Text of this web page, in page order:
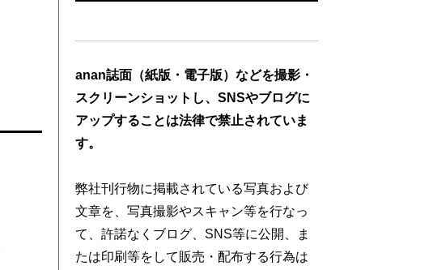
anan誌面（紙版・電子版）などを撮影・
スクリーンショットし、SNSやブログに
アップすることは法律で禁止されていま
す。
弊社刊行物に掲載されている写真および
文章を、写真撮影やスキャン等を行なっ
て、許諾なくブログ、SNS等に公開、ま
たは印刷等をして販売・配布する行為は